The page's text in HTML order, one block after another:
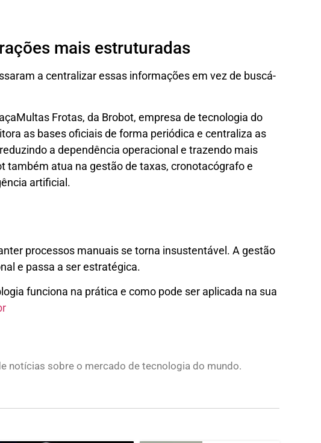
mais estruturadas
a centralizar essas informações em vez de buscá-
Frotas, da Brobot, empresa de tecnologia do
as bases oficiais de forma periódica e centraliza as
a dependência operacional e trazendo mais
também atua na gestão de taxas, cronotacógrafo e
artificial.
processos manuais se torna insustentável. A gestão
e passa a ser estratégica.
funciona na prática e como pode ser aplicada na sua
notícias sobre o mercado de tecnologia do mundo.